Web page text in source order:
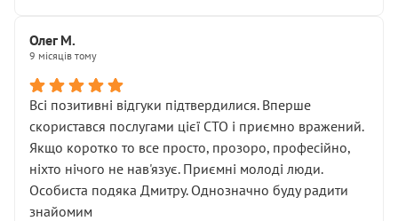
Олег М.
9 місяців тому
Всі позитивні відгуки підтвердилися. Вперше
скористався послугами цієї СТО і приємно вражений.
Якщо коротко то все просто, прозоро, професійно,
ніхто нічого не нав'язує. Приємні молоді люди.
Особиста подяка Дмитру. Однозначно буду радити
знайомим